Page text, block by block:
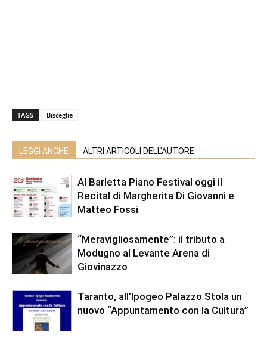
TAGS Bisceglie
LEGGI ANCHE ALTRI ARTICOLI DELL'AUTORE
Al Barletta Piano Festival oggi il
Recital di Margherita Di Giovanni e
Matteo Fossi
“Meravigliosamente”: il tributo a
Modugno al Levante Arena di
Giovinazzo
Taranto, all’Ipogeo Palazzo Stola un
nuovo “Appuntamento con la Cultura”